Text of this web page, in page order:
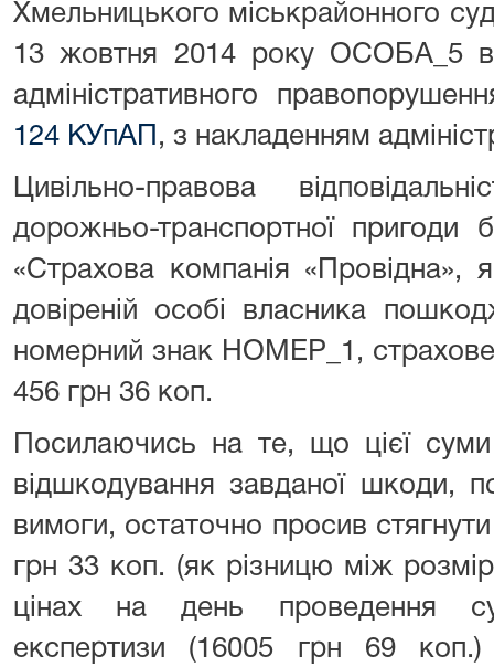
Хмельницького міськрайонного
13 жовтня 2014 року ОСОБА_5
адміністративного
124 КУпАП , з накладенням
Цивільно-правова
дорожньо-транспортної пригоди
«Страхова компанія «Провідна»,
довіреній особі власника
номерний знак НОМЕР_1, страхове
456 грн 36 коп.
Посилаючись на те, що цієї
відшкодування завданої шкоди,
вимоги, остаточно просив стягнути
грн 33 коп. (як різницю між
цінах на день проведення
експертизи (16005 грн 69